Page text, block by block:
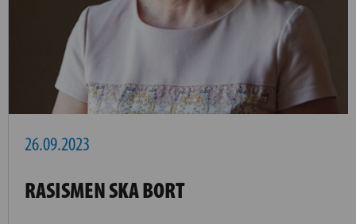
26.09.2023
RASISMEN SKA BORT